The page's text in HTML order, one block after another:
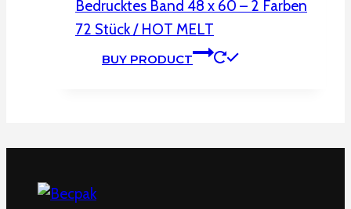
Bedrucktes Band 48 x 60 – 2 Farben
72 Stück / HOT MELT
BUY PRODUCT